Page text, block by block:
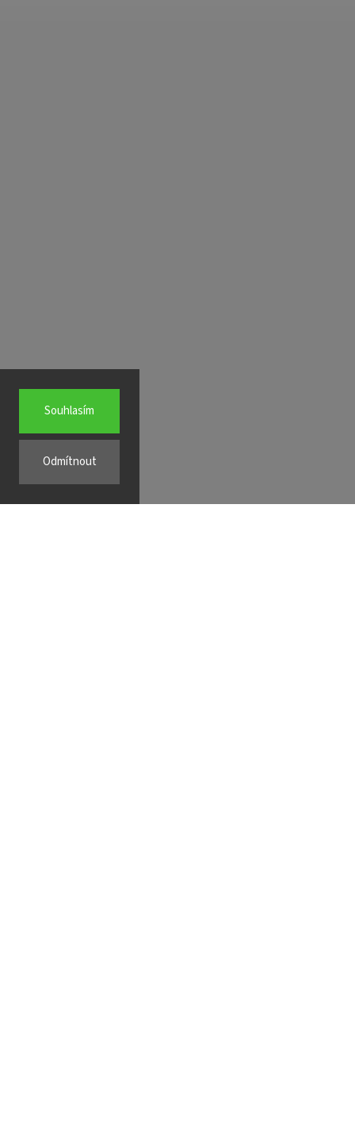
Odmítnout
Souhlasím